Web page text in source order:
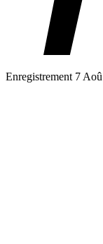
Enregistrement 7 Aoû